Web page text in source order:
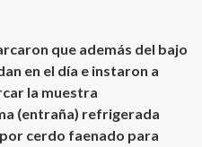
que además del bajo
en el día e instaron a
la muestra
(entraña) refrigerada
cerdo faenado para